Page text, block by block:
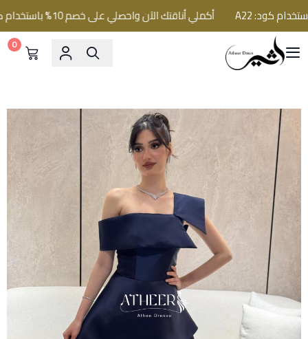
أكملي أناقتك الآن واحصلي على خصم 10% باستخدام كود: A22
فساتين اثير
0